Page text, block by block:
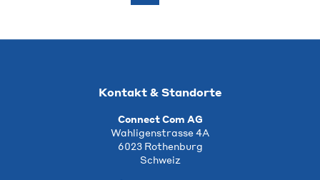
Kontakt & Standorte
Connect Com AG
Wahligenstrasse 4A
6023 Rothenburg
Schweiz